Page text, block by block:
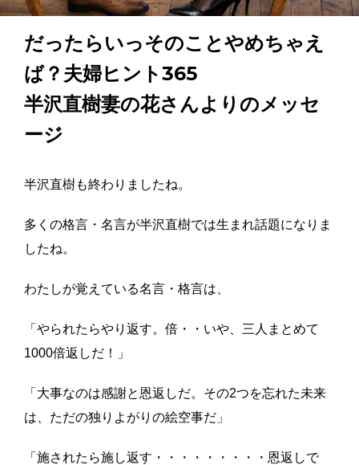
だったらいっそのことやめちゃえ
ば？夫婦ヒント365
半沢直樹妻の花さんよりのメッセ
ージ
半沢直樹も終わりましたね。
多くの格言・名言が半沢直樹では生まれ話題になりま
したね。
わたしが覚えている名言・格言は、
「やられたらやり返す。倍・・いや、三人まとめて
1000倍返しだ！」
「大事なのは感謝と恩返しだ。その2つを忘れた未来
は、ただの独りよがりの絵空事だ」
「施されたら施し返す・・・・・・・・・恩返しで